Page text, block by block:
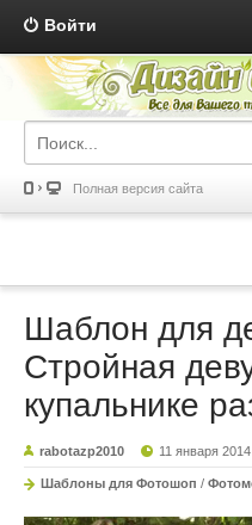
Войти
Полная версия сайта
Шаблон для
Стройная
купальнике
rabotazp2010 11 января 2014
Шаблоны для Фотошоп /